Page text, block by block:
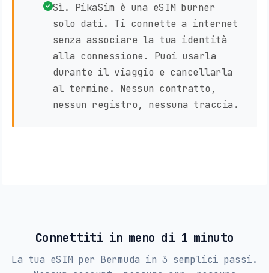
Sì. PikaSim è una eSIM burner
solo dati. Ti connette a internet
senza associare la tua identità
alla connessione. Puoi usarla
durante il viaggio e cancellarla
al termine. Nessun contratto,
nessun registro, nessuna traccia.
Connettiti in meno di 1 minuto
La tua eSIM per Bermuda in 3 semplici passi.